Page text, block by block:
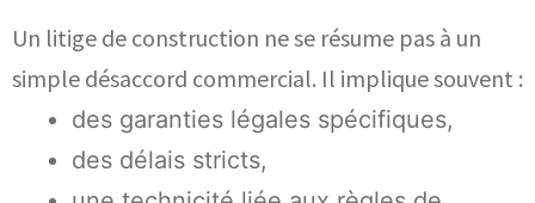
Un litige de construction ne se résume pas à un
simple désaccord commercial. Il implique souvent :
des garanties légales spécifiques,
des délais stricts,